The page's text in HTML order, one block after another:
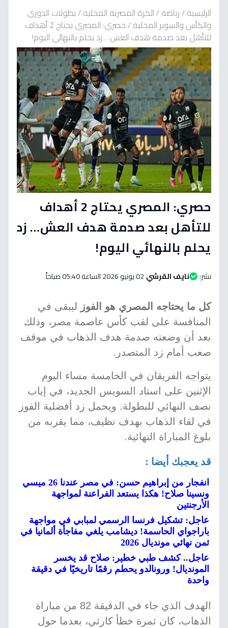
الرئيسية/رياضة/الكرة المصرية المحلية/بطولات الدوري
والكأس والسوبر المحلية/
حصري: المصري يحتاج 2 أهداف
للتأهل بعد صدمة هدف العش… زد يحلم بالنهائي اليوم!
حصري: المصري يحتاج 2 أهداف
للتأهل بعد صدمة هدف العش… زد
يحلم بالنهائي اليوم!
نشر: نايف القرشي02 يونيو 2026 الساعة 05:40 صباحاً
كل ما يحتاجه المصري هو الفوز ليبقى في
المنافسة على لقب كأس عاصمة مصر، وذلك
بعد أن وضعته صدمة هدف الذهاب في موقف
صعب أمام زد المتصدر.
يتواجه الفريقان في الخامسة مساء اليوم
الإثنين على استاد السويس الجديد، في إياب
نصف النهائي للبطولة. ويحمل زد أفضلية الفوز
في لقاء الذهاب بهدف نظيف، مما يقربه من
بلوغ المباراة النهائية.
قد يعجبك أيضا :
انفجار من إبراهيم حسن: في مصر عندنا 26 ميسي
ونسينا صلاح! هكذا يستعد الفراعنة لمواجهة
الأرجنتين
عاجل: تشكيل فرنسا الرسمي لمبابي في مواجهة
باراجواي الحاسمة! ديشامب يلغي مفاجأة ألمانيا في
ثمن نهائي مونديال 2026
عاجل.. كشف طبي خطير: صلاح قد يخسر
المونديال! ورونالدو يحطم رقمًا تاريخيًا في دقيقة
واحدة
الهدف الذي جاء في الدقيقة 82 من مباراة
الذهاب، كان ثمرة خطأ كارثي، بعدما حول